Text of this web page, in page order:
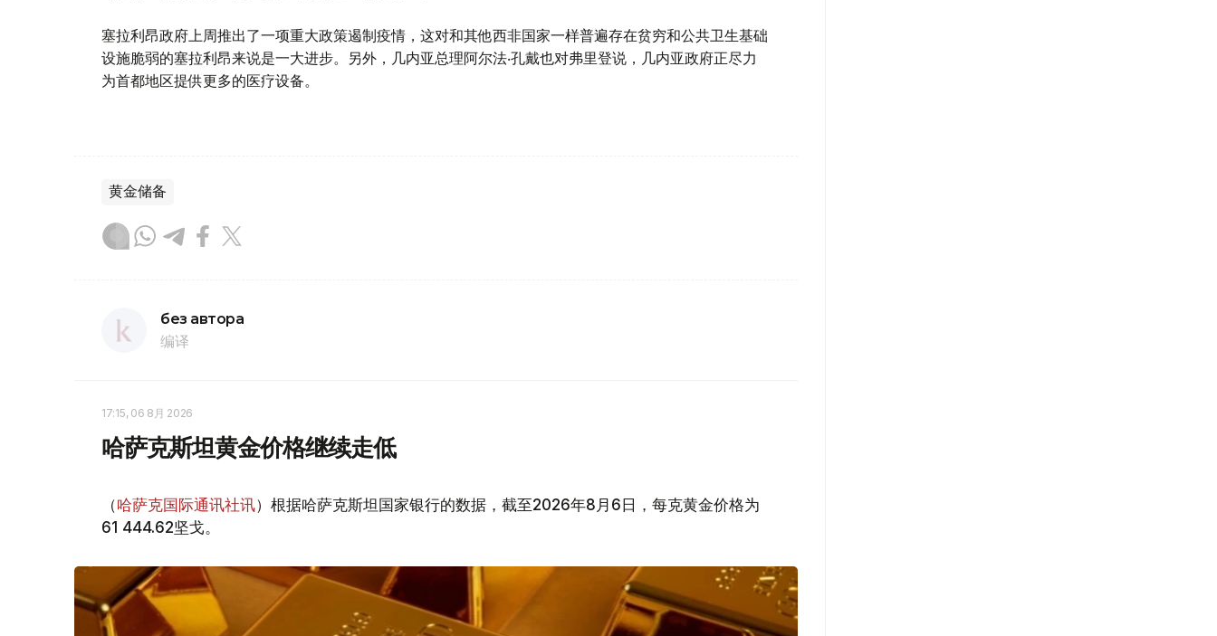
塞拉利昂政府上周推出了一项重大政策遏制疫情，这对和其他西非国家一样普遍存在贫穷和公共卫生基础
设施脆弱的塞拉利昂来说是一大进步。另外，几内亚总理阿尔法‧孔戴也对弗里登说，几内亚政府正尽力
为首都地区提供更多的医疗设备。
黄金储备
без автора
编译
17:15, 06 8月 2026
哈萨克斯坦黄金价格继续走低
（哈萨克国际通讯社讯）根据哈萨克斯坦国家银行的数据，截至2026年8月6日，每克黄金价格为
61 444.62坚戈。